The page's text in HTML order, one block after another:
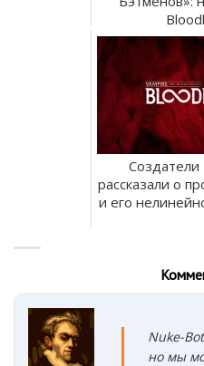
Создатели
рассказали о
и его
Nuke-
но мы